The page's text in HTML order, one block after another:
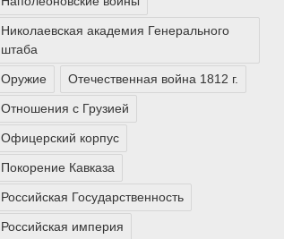
Николаевская академия Генерального
штаба
Оружие Отечественная война 1812 г.
Отношения с Грузией
Офицерский корпус
Покорение Кавказа
Российская Государственность
Российская империя